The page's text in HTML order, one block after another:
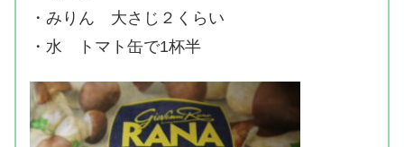
・みりん 大さじ２くらい
・水 トマト缶で1杯半